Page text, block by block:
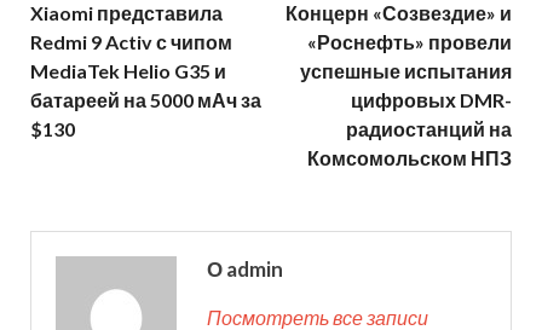
Xiaomi представила
Redmi 9 Activ с чипом
MediaTek Helio G35 и
батареей на 5000 мАч за
$130
Концерн «Созвездие» и
«Роснефть» провели
успешные испытания
цифровых DMR-
радиостанций на
Комсомольском НПЗ
О admin
Посмотреть все записи